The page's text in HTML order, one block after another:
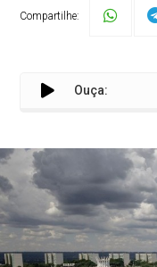
Compartilhe:
Ouça: